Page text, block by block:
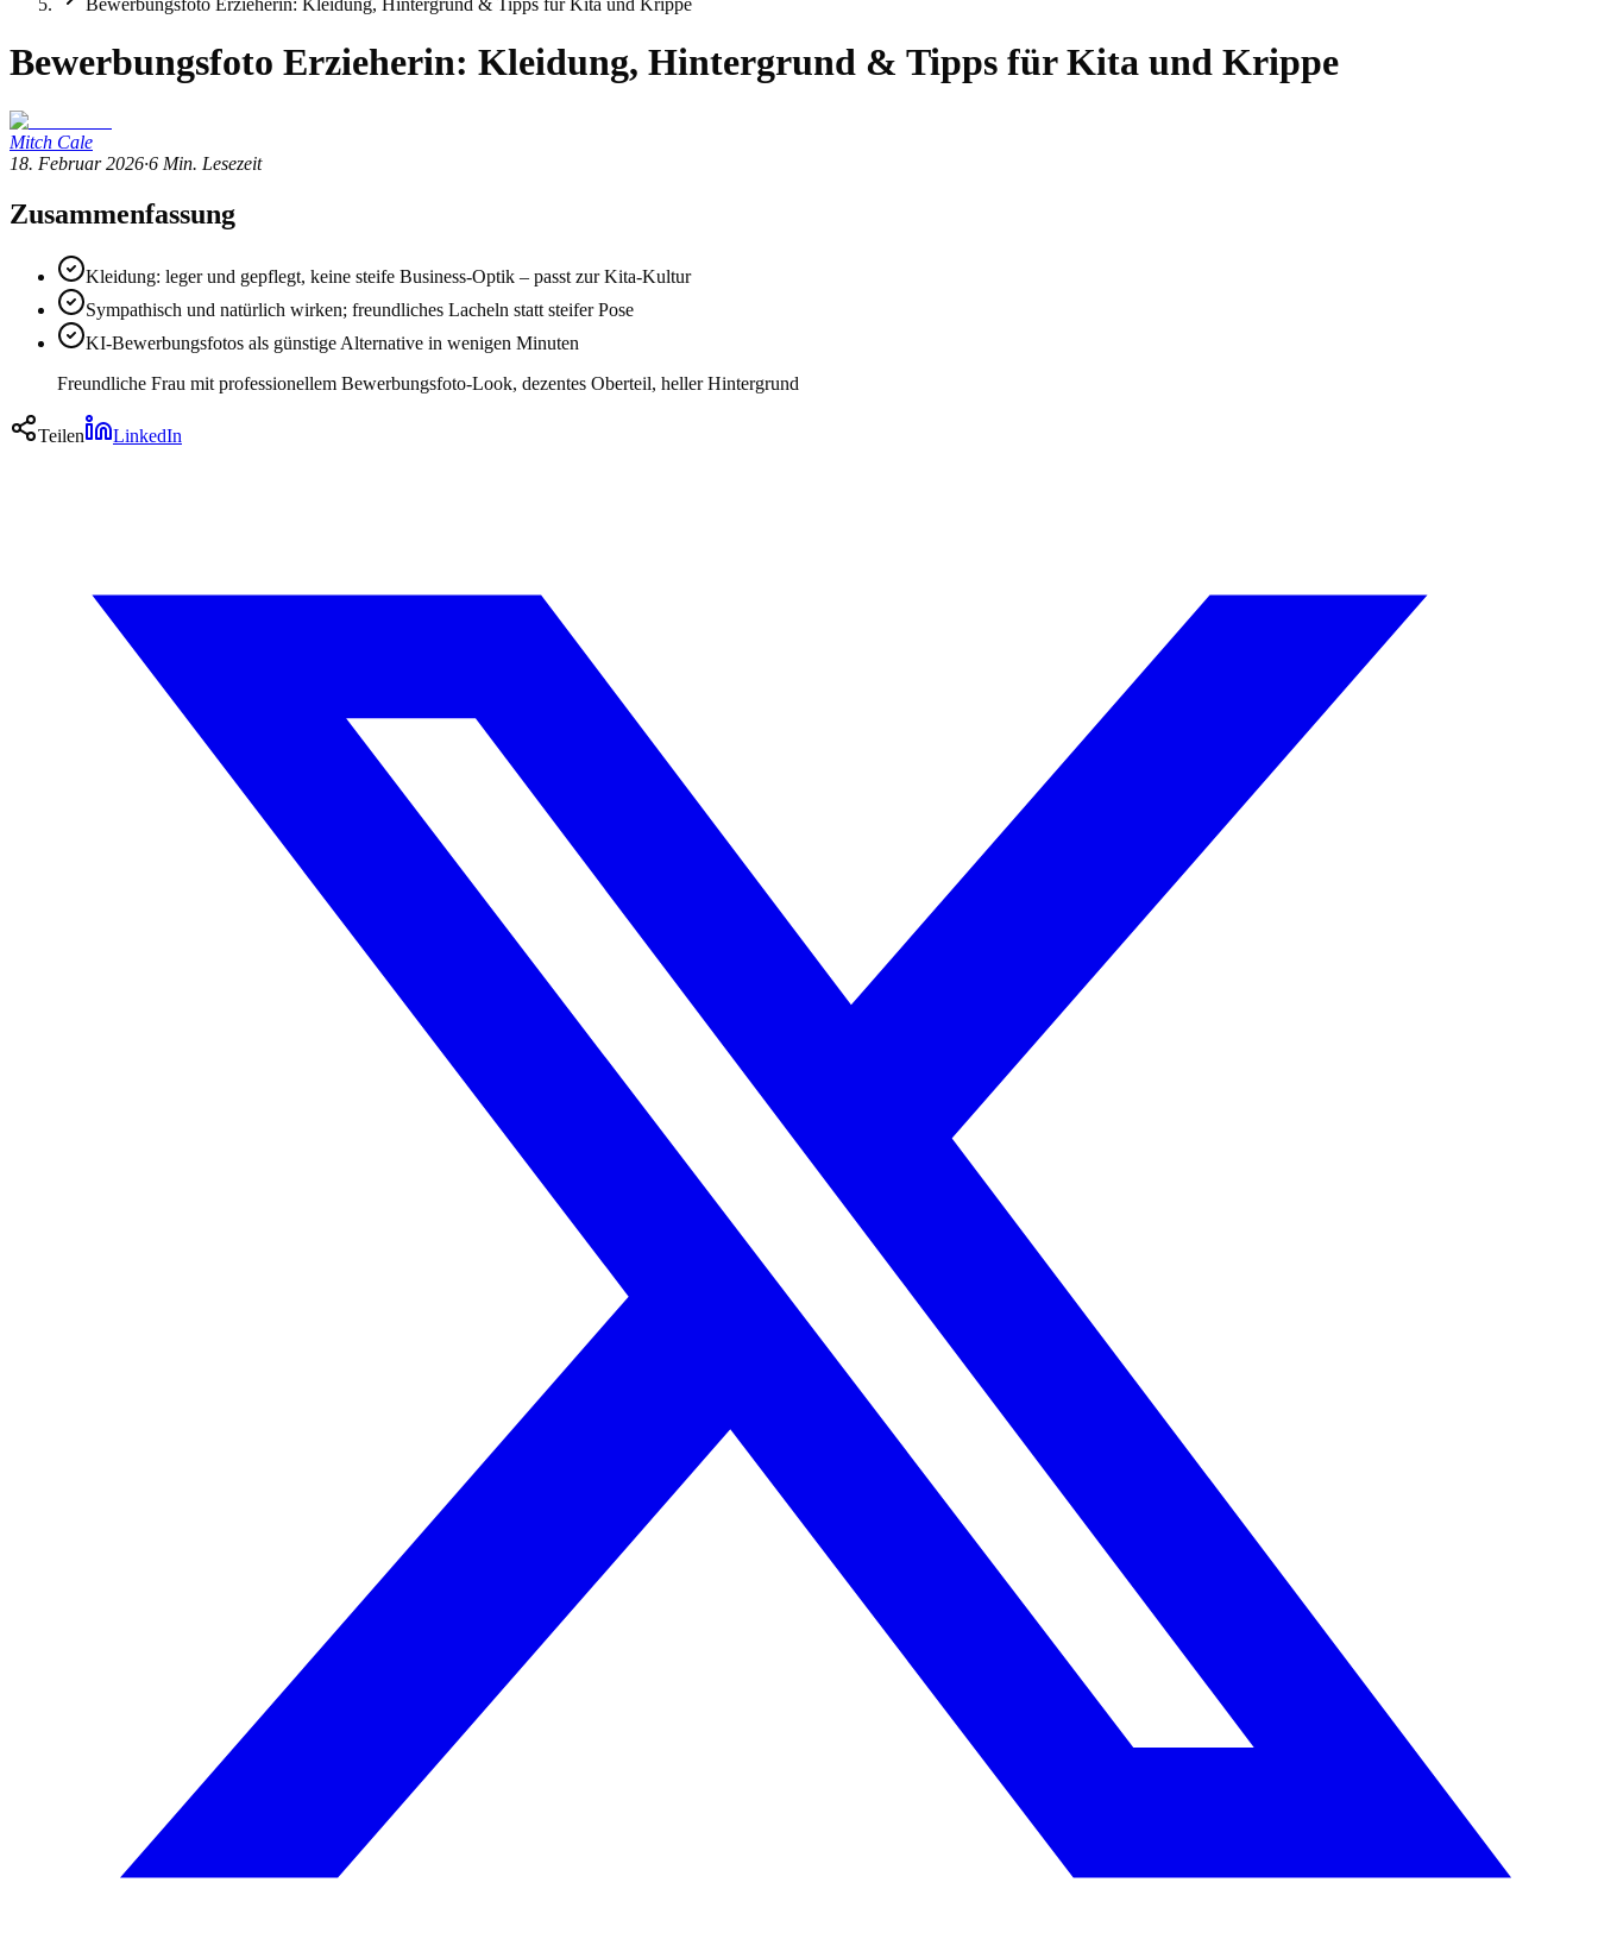
Bewerbungsfoto Erzieherin: Kleidung, Hintergrund & Tipps für Kita und Krippe
Bewerbungsfoto Erzieherin: Kleidung, Hintergrund & Tipps für Kita und Krippe
Mitch Cale
18. Februar 2026·6 Min. Lesezeit
Zusammenfassung
Kleidung: leger und gepflegt, keine steife Business-Optik – passt zur Kita-Kultur
Sympathisch und natürlich wirken; freundliches Lacheln statt steifer Pose
KI-Bewerbungsfotos als günstige Alternative in wenigen Minuten
Freundliche Frau mit professionellem Bewerbungsfoto-Look, dezentes Oberteil, heller Hintergrund
Teilen LinkedIn